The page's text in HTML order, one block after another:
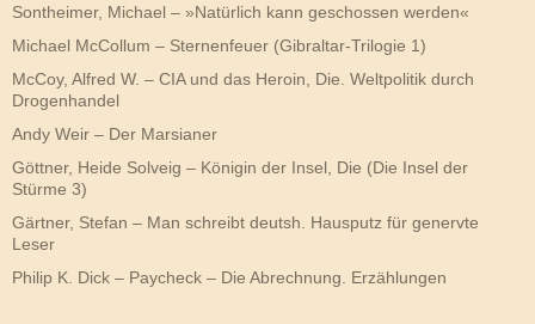
Sontheimer, Michael – »Natürlich kann geschossen werden«
Michael McCollum – Sternenfeuer (Gibraltar-Trilogie 1)
McCoy, Alfred W. – CIA und das Heroin, Die. Weltpolitik durch
Drogenhandel
Andy Weir – Der Marsianer
Göttner, Heide Solveig – Königin der Insel, Die (Die Insel der
Stürme 3)
Gärtner, Stefan – Man schreibt deutsh. Hausputz für genervte
Leser
Philip K. Dick – Paycheck – Die Abrechnung. Erzählungen